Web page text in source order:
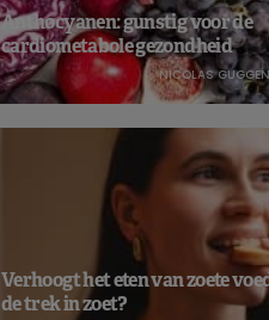
Anthocyanen: gunstig voor de
cardiometabole gezondheid
NICOLAS
Verhoogt het eten van zoete
de trek in zoet?